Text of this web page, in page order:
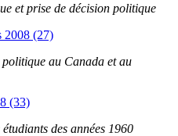
et prise de décision politique
2008 (27)
au Canada et au
(33)
des années 1960